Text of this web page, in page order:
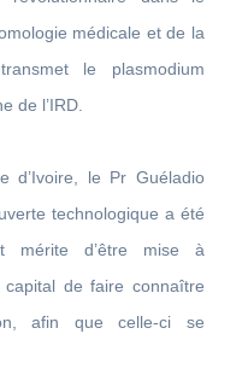
médicale et de la
le plasmodium
de l’IRD.
d’Ivoire, le Pr Guéladio
technologique a été
mérite d’être mise à
capital de faire connaître
afin que celle-ci se